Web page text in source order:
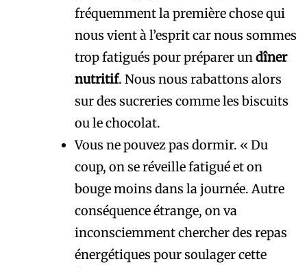
fréquemment la première chose qui
nous vient à l’esprit car nous sommes
trop fatigués pour préparer undîner
nutritif. Nous nous rabattons alors
sur des sucreries comme les biscuits
ou le chocolat.
Vous ne pouvez pas dormir. « Du
coup, on se réveille fatigué et on
bouge moins dans la journée. Autre
conséquence étrange, on va
inconsciemment chercher des repas
énergétiques pour soulager cette